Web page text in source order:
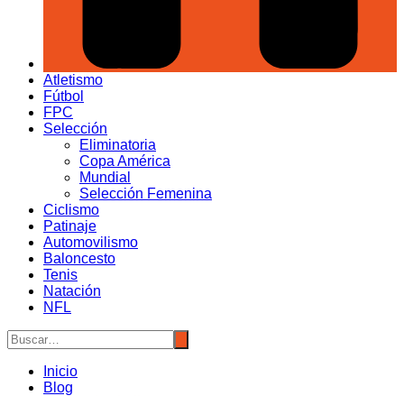
Atletismo
Fútbol
FPC
Selección
Eliminatoria
Copa América
Mundial
Selección Femenina
Ciclismo
Patinaje
Automovilismo
Baloncesto
Tenis
Natación
NFL
Inicio
Blog